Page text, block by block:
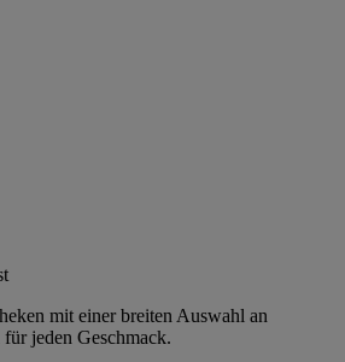
mit einer breiten Auswahl an
jeden Geschmack.